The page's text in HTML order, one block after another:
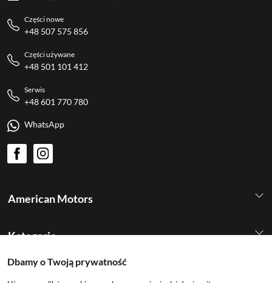
American Motors
Kategorie
Części nowe
+48 507 575 856
Części używane
+48 501 101 412
Serwis
+48 601 770 780
WhatsApp
Dbamy o Twoją prywatność